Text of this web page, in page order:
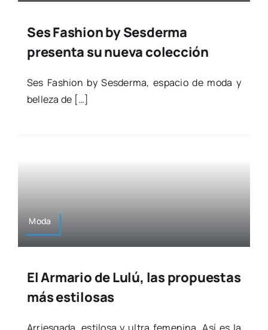
Ses Fashion by Sesderma
presenta su nueva colección
Ses Fashion by Ses­der­ma, espa­cio de moda y
belle­za de […]
Moda
El Armario de Lulú, las propuestas
más estilosas